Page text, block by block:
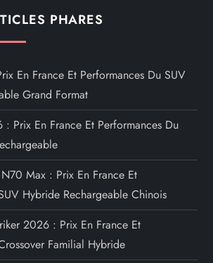
PHARES
En France Et Performances Du SUV
Grand Format
Prix En France Et Performances Du
Max : Prix En France Et
Hybride Rechargeable Chinois
2026 : Prix En France Et
Familial Hybride